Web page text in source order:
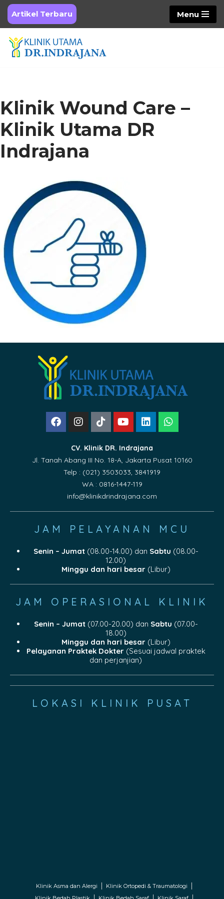
Skip
to
content
Artikel Terbaru Menu
Klinik Wound Care –
Klinik Utama DR
Indrajana
CV. Klinik DR. Indrajana
Jl. Tanah Abang III No. 18-A, Jakarta Pusat 10160
Telp : (021) 3503033, 3841919
WA : 0816-1447-119
info@klinikdrindrajana.com
JAM PELAYANAN MCU
Senin – Jumat(08.00-14.00) dan Sabtu (08.00-
12.00)
Minggu dan hari besar(Libur)
JAM OPERASIONAL KLINIK
Senin – Jumat(07.00-20.00) dan Sabtu (07.00-
18.00)
Minggu dan hari besar(Libur)
Pelayanan Praktek Dokter(Sesuai jadwal praktek
dan perjanjian)
LOKASI KLINIK PUSAT
Klinik Asma dan Alergi
Klinik Ortopedi & Traumatologi